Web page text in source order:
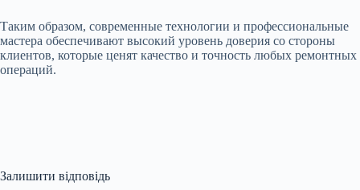
Таким образом, современные технологии и профессиональные
мастера обеспечивают высокий уровень доверия со стороны
клиентов, которые ценят качество и точность любых ремонтных
операций.
Залишити відповідь